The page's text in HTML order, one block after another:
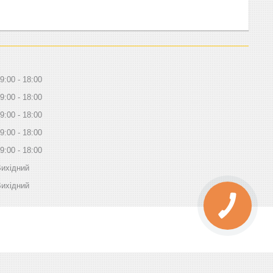
18:00
18:00
18:00
18:00
18:00